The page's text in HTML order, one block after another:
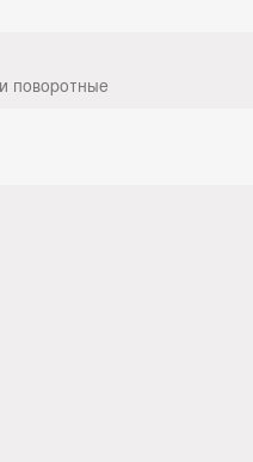
поворотные